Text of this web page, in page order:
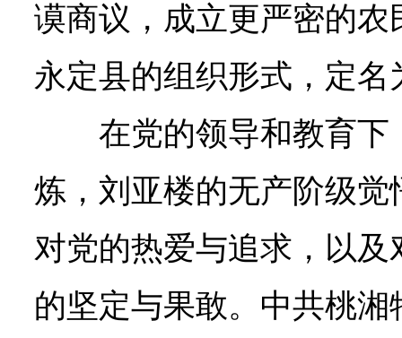
谟商议，成立更严密的
永定县的组织形式，定名
在党的领导和教育
炼，刘亚楼的无产阶级
对党的热爱与追求，以
的坚定与果敢。中共桃